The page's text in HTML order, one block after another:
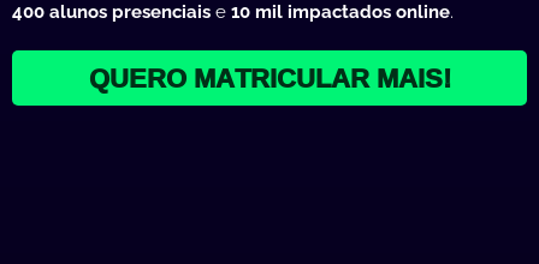
400 alunos presenciais e 10 mil impactados online.
QUERO MATRICULAR MAIS!